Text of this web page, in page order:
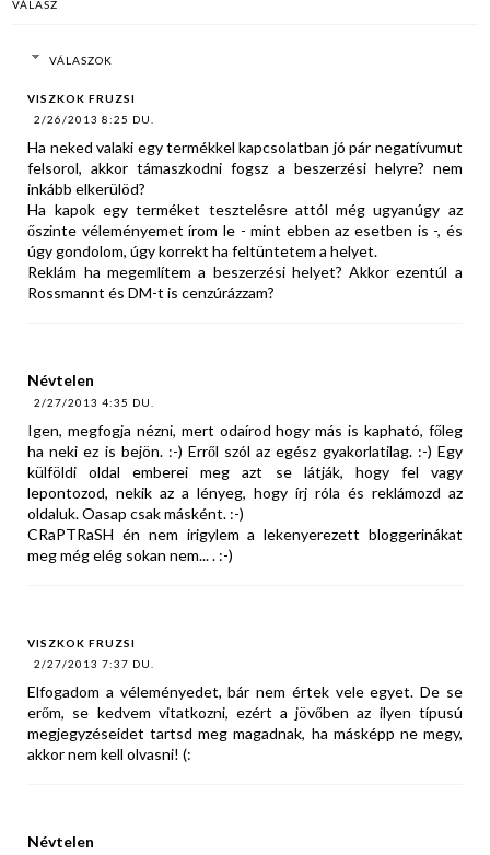
VÁLASZ
VÁLASZOK
VISZKOK FRUZSI
2/26/2013 8:25 DU.
Ha neked valaki egy termékkel kapcsolatban jó pár negatívumut
felsorol, akkor támaszkodni fogsz a beszerzési helyre? nem
inkább elkerülöd?
Ha kapok egy terméket tesztelésre attól még ugyanúgy az
őszinte véleményemet írom le - mint ebben az esetben is -, és
úgy gondolom, úgy korrekt ha feltüntetem a helyet.
Reklám ha megemlítem a beszerzési helyet? Akkor ezentúl a
Rossmannt és DM-t is cenzúrázzam?
Névtelen
2/27/2013 4:35 DU.
Igen, megfogja nézni, mert odaírod hogy más is kapható, főleg
ha neki ez is bejön. :-) Erről szól az egész gyakorlatilag. :-) Egy
külföldi oldal emberei meg azt se látják, hogy fel vagy
lepontozod, nekik az a lényeg, hogy írj róla és reklámozd az
oldaluk. Oasap csak másként. :-)
CRaPTRaSH én nem irigylem a lekenyerezett bloggerinákat
meg még elég sokan nem... . :-)
VISZKOK FRUZSI
2/27/2013 7:37 DU.
Elfogadom a véleményedet, bár nem értek vele egyet. De se
erőm, se kedvem vitatkozni, ezért a jövőben az ilyen típusú
megjegyzéseidet tartsd meg magadnak, ha másképp ne megy,
akkor nem kell olvasni! (:
Névtelen